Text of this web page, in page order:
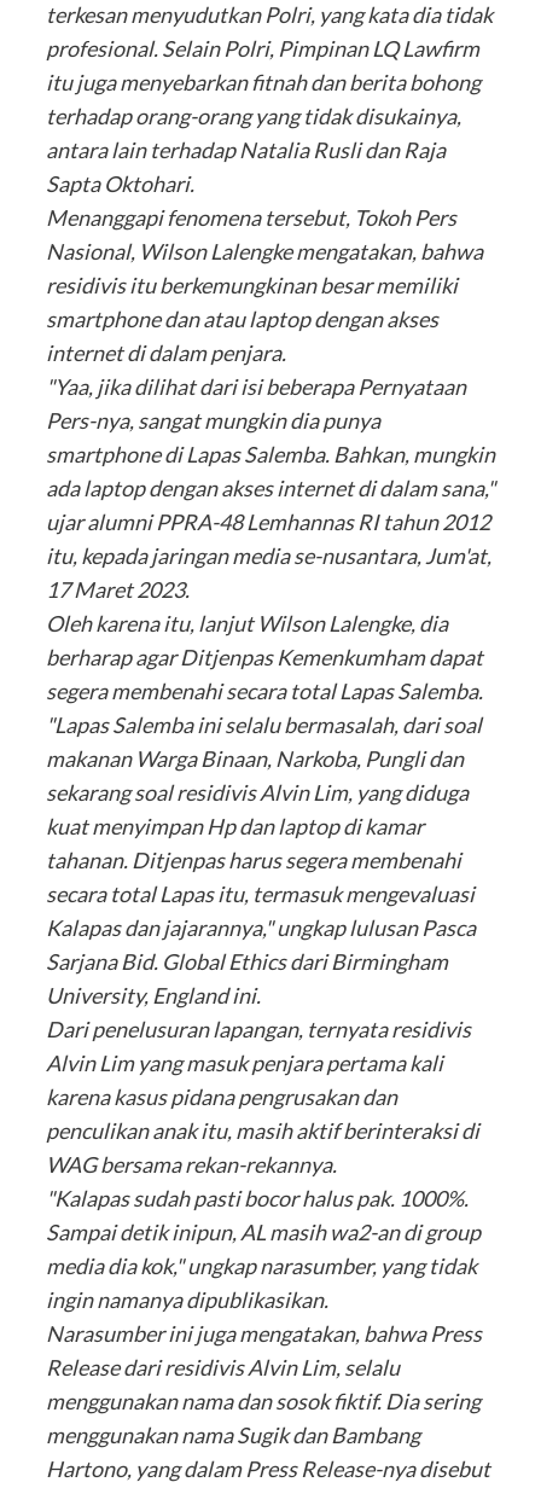
terkesan menyudutkan Polri, yang kata dia tidak
profesional. Selain Polri, Pimpinan LQ Lawfirm
itu juga menyebarkan fitnah dan berita bohong
terhadap orang-orang yang tidak disukainya,
antara lain terhadap Natalia Rusli dan Raja
Sapta Oktohari.
Menanggapi fenomena tersebut, Tokoh Pers
Nasional, Wilson Lalengke mengatakan, bahwa
residivis itu berkemungkinan besar memiliki
smartphone dan atau laptop dengan akses
internet di dalam penjara.
"Yaa, jika dilihat dari isi beberapa Pernyataan
Pers-nya, sangat mungkin dia punya
smartphone di Lapas Salemba. Bahkan, mungkin
ada laptop dengan akses internet di dalam sana,"
ujar alumni PPRA-48 Lemhannas RI tahun 2012
itu, kepada jaringan media se-nusantara, Jum'at,
17 Maret 2023.
Oleh karena itu, lanjut Wilson Lalengke, dia
berharap agar Ditjenpas Kemenkumham dapat
segera membenahi secara total Lapas Salemba.
"Lapas Salemba ini selalu bermasalah, dari soal
makanan Warga Binaan, Narkoba, Pungli dan
sekarang soal residivis Alvin Lim, yang diduga
kuat menyimpan Hp dan laptop di kamar
tahanan. Ditjenpas harus segera membenahi
secara total Lapas itu, termasuk mengevaluasi
Kalapas dan jajarannya," ungkap lulusan Pasca
Sarjana Bid. Global Ethics dari Birmingham
University, England ini.
Dari penelusuran lapangan, ternyata residivis
Alvin Lim yang masuk penjara pertama kali
karena kasus pidana pengrusakan dan
penculikan anak itu, masih aktif berinteraksi di
WAG bersama rekan-rekannya.
"Kalapas sudah pasti bocor halus pak. 1000%.
Sampai detik inipun, AL masih wa2-an di group
media dia kok," ungkap narasumber, yang tidak
ingin namanya dipublikasikan.
Narasumber ini juga mengatakan, bahwa Press
Release dari residivis Alvin Lim, selalu
menggunakan nama dan sosok fiktif. Dia sering
menggunakan nama Sugik dan Bambang
Hartono, yang dalam Press Release-nya disebut